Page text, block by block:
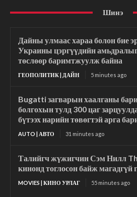
Шинэ
Дайны улмаас хараа болон бие
Украины цэргүүдийн амьдралыг
төслөөр баримтжуулж байна
ГЕОПОЛИТИК | ДАЙН 5 minutes ago
Bugatti загварын хаалганы
болгохын тулд 300 цаг
бүтээх нарийн төвөгтэй арга
AUTO | АВТО 31 minutes ago
Талийгч жүжигчин Сэм Нилл
кинонд тоглосон байж магадгүй
MOVIES | КИНО УРЛАГ 55 minutes ago